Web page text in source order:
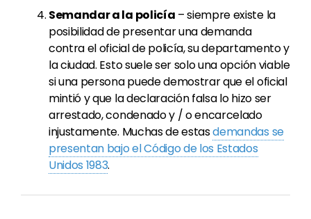
Semandar a la policía – siempre existe la
posibilidad de presentar una demanda
contra el oficial de policía, su departamento y
la ciudad. Esto suele ser solo una opción viable
si una persona puede demostrar que el oficial
mintió y que la declaración falsa lo hizo ser
arrestado, condenado y / o encarcelado
injustamente. Muchas de estasdemandas se
presentan bajo el Código de los Estados
Unidos 1983.